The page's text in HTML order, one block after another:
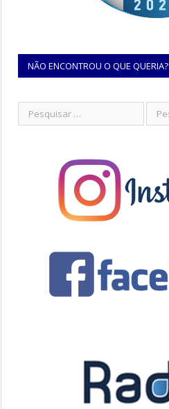
NÃO ENCONTROU O QUE QUERIA?